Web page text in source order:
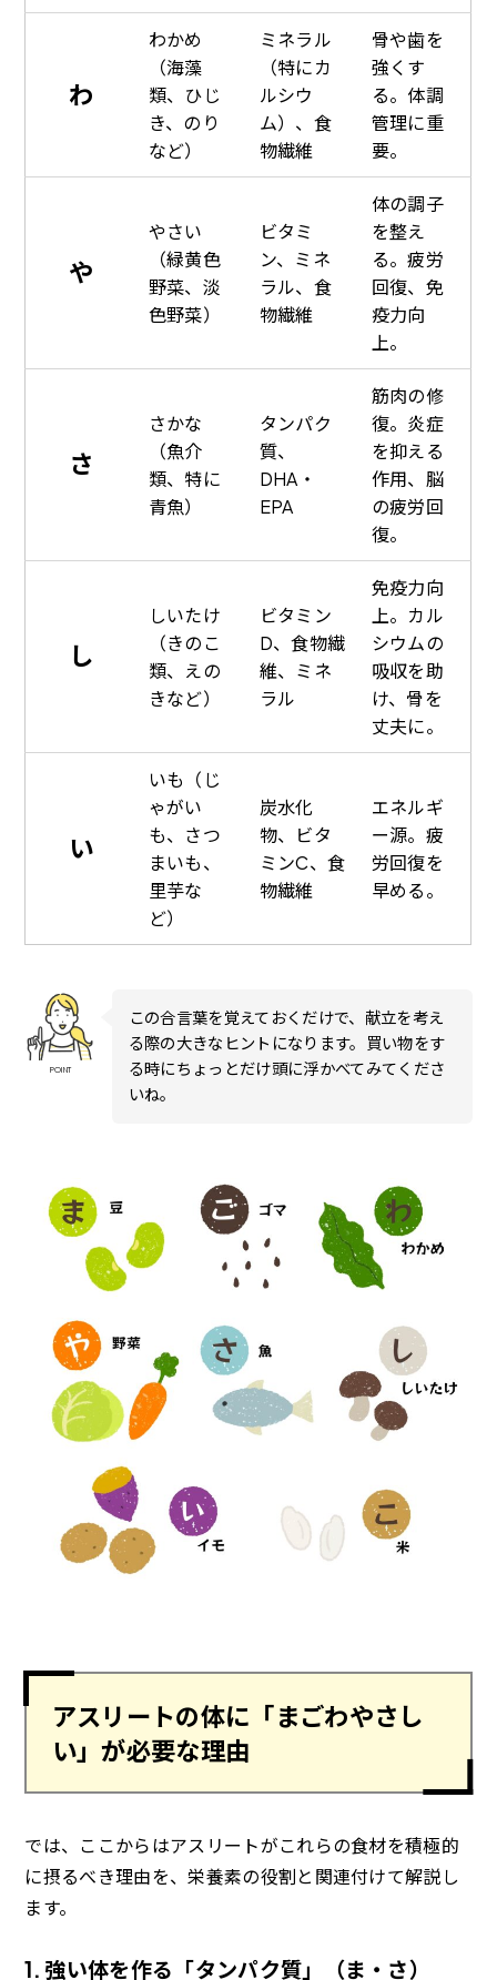
わ
わかめ
（海藻
類、ひじ
き、のり
など）
ミネラル
（特にカ
ルシウ
ム）、食
物繊維
骨や歯を
強くす
る。体調
管理に重
要。
や
やさい
（緑黄色
野菜、淡
色野菜）
ビタミ
ン、ミネ
ラル、食
物繊維
体の調子
を整え
る。疲労
回復、免
疫力向
上。
さ
さかな
（魚介
類、特に
青魚）
タンパク
質、
DHA・
EPA
筋肉の修
復。炎症
を抑える
作用、脳
の疲労回
復。
し
しいたけ
（きのこ
類、えの
きなど）
ビタミン
D、食物繊
維、ミネ
ラル
免疫力向
上。カル
シウムの
吸収を助
け、骨を
丈夫に。
い
いも（じ
ゃがい
も、さつ
まいも、
里芋な
ど）
炭水化
物、ビタ
ミンC、食
物繊維
エネルギ
ー源。疲
労回復を
早める。
POINT
この合言葉を覚えておくだけで、献立を考え
る際の大きなヒントになります。買い物をす
る時にちょっとだけ頭に浮かべてみてくださ
いね。
アスリートの体に「まごわやさし
い」が必要な理由
では、ここからはアスリートがこれらの食材を積極的
に摂るべき理由を、栄養素の役割と関連付けて解説し
ます。
1. 強い体を作る「タンパク質」（ま・さ）